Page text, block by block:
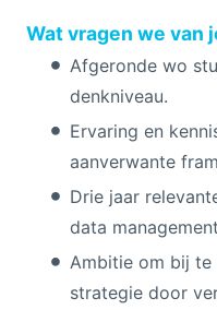
Wat vragen we van
Afgeronde wo
denkniveau.
Ervaring en
aanverwante
Drie jaar
data
Ambitie om bij te
strategie door